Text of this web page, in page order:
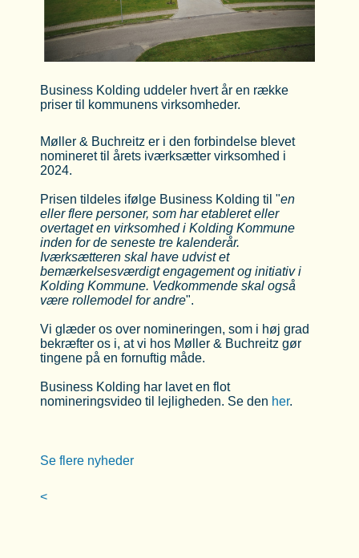
Business Kolding uddeler hvert år en række
priser til kommunens virksomheder.
Møller & Buchreitz er i den forbindelse blevet
nomineret til årets iværksætter virksomhed i
2024.
Prisen tildeles ifølge Business Kolding til "en
eller flere personer, som har etableret eller
overtaget en virksomhed i Kolding Kommune
inden for de seneste tre kalenderår.
Iværksætteren skal have udvist et
bemærkelsesværdigt engagement og initiativ i
Kolding Kommune. Vedkommende skal også
være rollemodel for andre".
Vi glæder os over nomineringen, som i høj grad
bekræfter os i, at vi hos Møller & Buchreitz gør
tingene på en fornuftig måde.
Business Kolding har lavet en flot
nomineringsvideo til lejligheden. Se den her.
Se flere nyheder
<